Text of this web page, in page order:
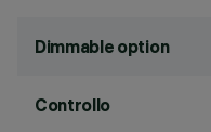
Dimmable option
Controllo